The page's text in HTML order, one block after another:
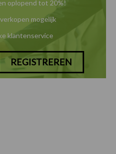
oplopend tot 20%!
mogelijk
klantenservice
REGISTREREN